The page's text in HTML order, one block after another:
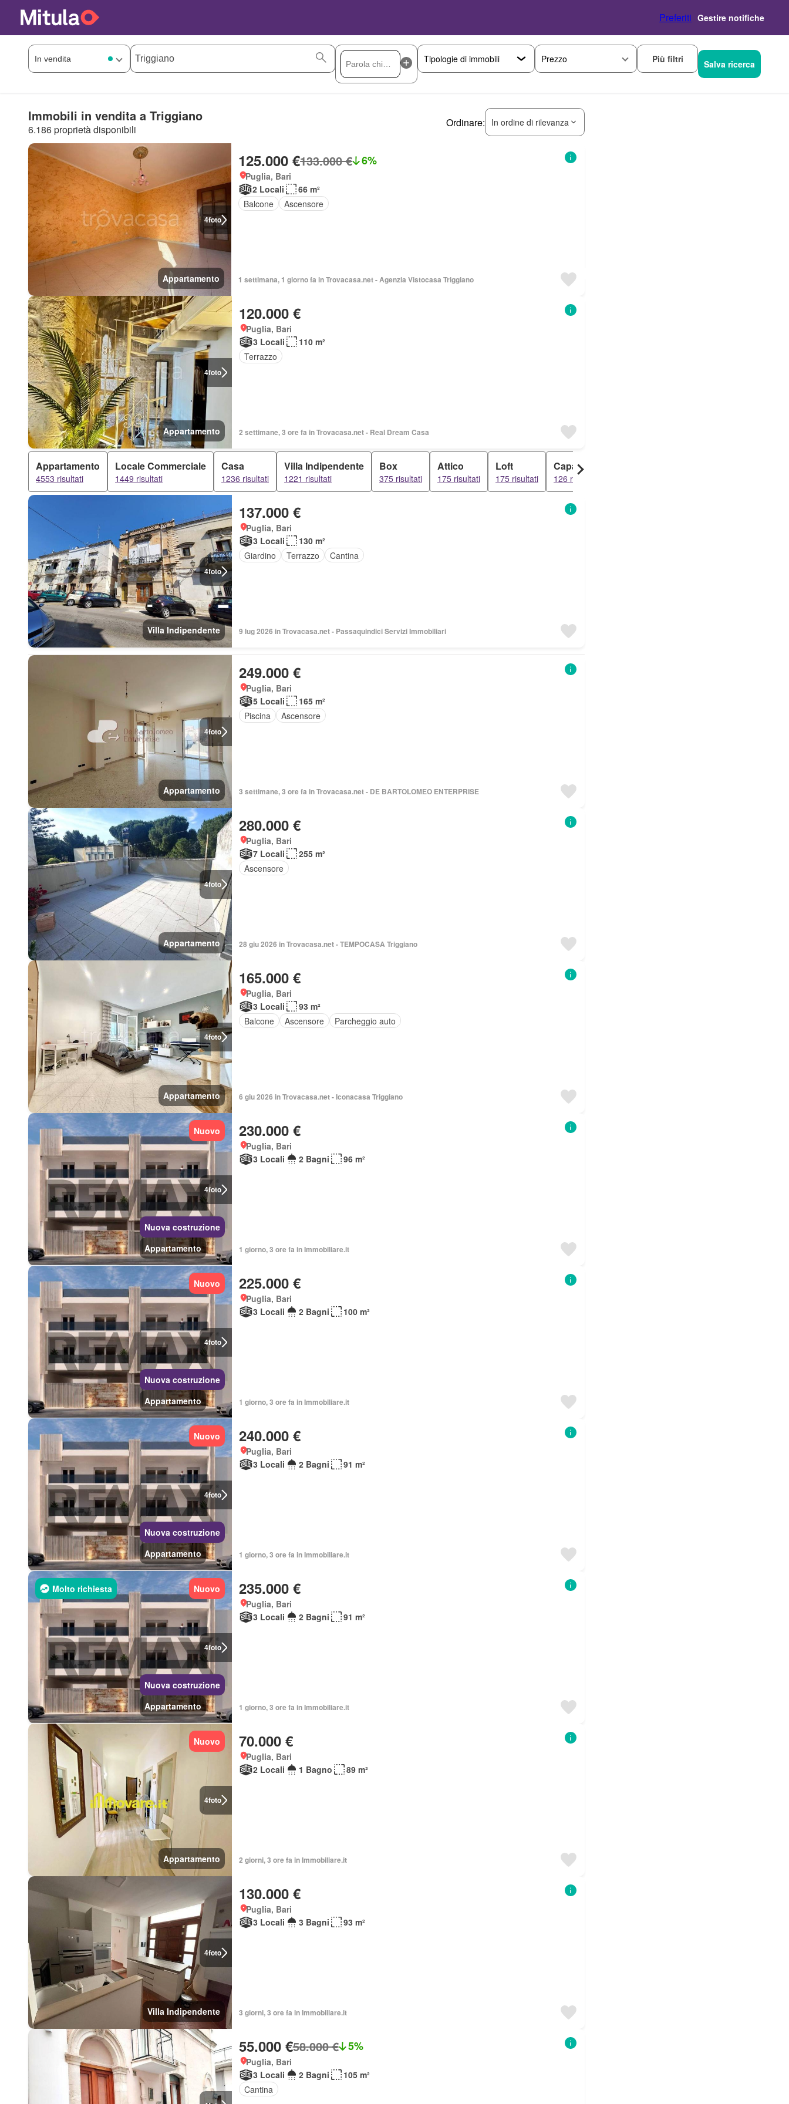
Preferiti Gestire notifiche
Prezzo Più filtri Salva ricerca
Immobili in vendita a Triggiano
6.186 proprietà disponibili
Ordinare: In ordine di rilevanza
4foto
Appartamento
125.000 €133.000 € 6%
Puglia, Bari
2 Locali
66 m²
Balcone
Ascensore
1 settimana, 1 giorno fa in Trovacasa.net - Agenzia Vistocasa Triggiano
4foto
Appartamento
120.000 €
Puglia, Bari
3 Locali
110 m²
Terrazzo
2 settimane, 3 ore fa in Trovacasa.net - Real Dream Casa
Appartamento
4553 risultati
Locale Commerciale
1449 risultati
Casa
1236 risultati
Villa Indipendente
1221 risultati
Box
375 risultati
Attico
175 risultati
Loft
175 risultati
Capannone
126 risultati
4foto
Villa Indipendente
137.000 €
Puglia, Bari
3 Locali
130 m²
Giardino
Terrazzo Cantina
9 lug 2026 in Trovacasa.net - Passaquindici Servizi Immobiliari
4foto
Appartamento
249.000 €
Puglia, Bari
5 Locali
165 m²
Piscina
Ascensore
3 settimane, 3 ore fa in Trovacasa.net - DE BARTOLOMEO ENTERPRISE
4foto
Appartamento
280.000 €
Puglia, Bari
7 Locali
255 m²
Ascensore
28 giu 2026 in Trovacasa.net - TEMPOCASA Triggiano
4foto
Appartamento
165.000 €
Puglia, Bari
3 Locali
93 m²
Balcone
Ascensore Parcheggio auto
6 giu 2026 in Trovacasa.net - Iconacasa Triggiano
4foto
Nuovo
Nuova costruzione
Appartamento
230.000 €
Puglia, Bari
3 Locali
2 Bagni 96 m²
1 giorno, 3 ore fa in Immobiliare.it
4foto
Nuovo
Nuova costruzione
Appartamento
225.000 €
Puglia, Bari
3 Locali
2 Bagni 100 m²
1 giorno, 3 ore fa in Immobiliare.it
4foto
Nuovo
Nuova costruzione
Appartamento
240.000 €
Puglia, Bari
3 Locali
2 Bagni 91 m²
1 giorno, 3 ore fa in Immobiliare.it
4foto
Molto richiesta Nuovo
Nuova costruzione
Appartamento
235.000 €
Puglia, Bari
3 Locali
2 Bagni 91 m²
1 giorno, 3 ore fa in Immobiliare.it
4foto
Nuovo
Appartamento
70.000 €
Puglia, Bari
2 Locali
1 Bagno 89 m²
2 giorni, 3 ore fa in Immobiliare.it
4foto
Villa Indipendente
130.000 €
Puglia, Bari
3 Locali
3 Bagni 93 m²
3 giorni, 3 ore fa in Immobiliare.it
55.000 €58.000 € 5%
Puglia, Bari
3 Locali
2 Bagni
105 m²
Cantina